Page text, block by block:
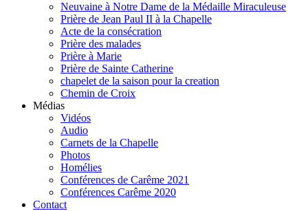
Neuvaine à Notre Dame de la Médaille Miraculeuse
Prière de Jean Paul II à la Chapelle
Acte de la consécration
Prière des malades
Prière à Marie
Prière de Sainte Catherine
chapelet de la saison pour la creation
Chemin de Croix
Médias
Vidéos
Audio
Carnets de la Chapelle
Photos
Homélies
Conférences de Carême 2021
Conférences Carême 2020
Contact